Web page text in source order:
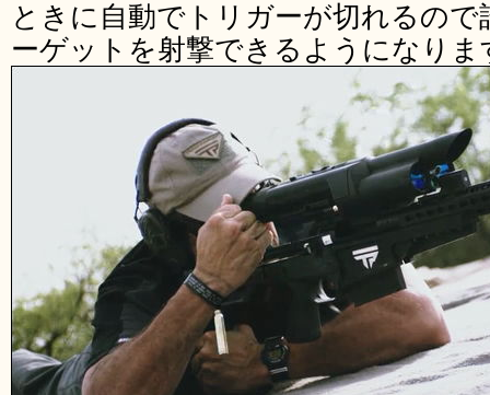
ときに自動でトリガーが切れるの
ーゲットを射撃できるようになりま